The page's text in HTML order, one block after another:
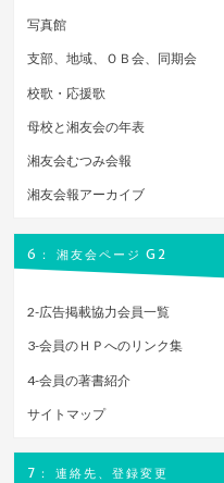
写真館
支部、地域、ＯＢ会、同期会
校歌・応援歌
母校と湘友会の年表
湘友会むつみ会報
湘友会報アーカイブ
6： 湘友会ページ G2
2-広告掲載協力会員一覧
3-会員のＨＰへのリンク集
4-会員の著書紹介
サイトマップ
7： 連絡先、登録変更